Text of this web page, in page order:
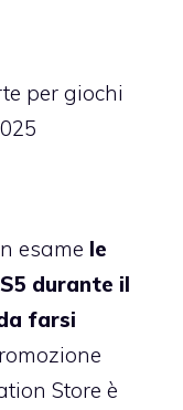
per giochi
esame le
durante il
farsi
Store è